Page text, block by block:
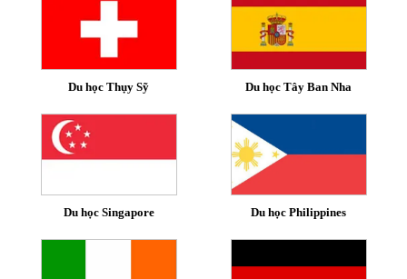
Du học Thụy Sỹ Du học Tây Ban Nha
Du học Singapore Du học Philippines